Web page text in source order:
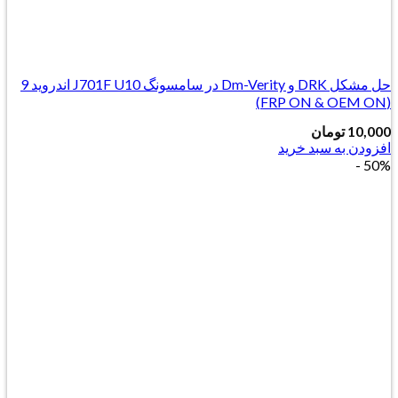
حل مشکل DRK و Dm-Verity در سامسونگ J701F U10 اندروید 9
10,000 تومان
افزودن به سبد خرید
50% -